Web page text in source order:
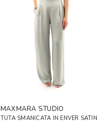
MAXMARA STUDIO
TUTA SMANICATA IN ENVER SATIN